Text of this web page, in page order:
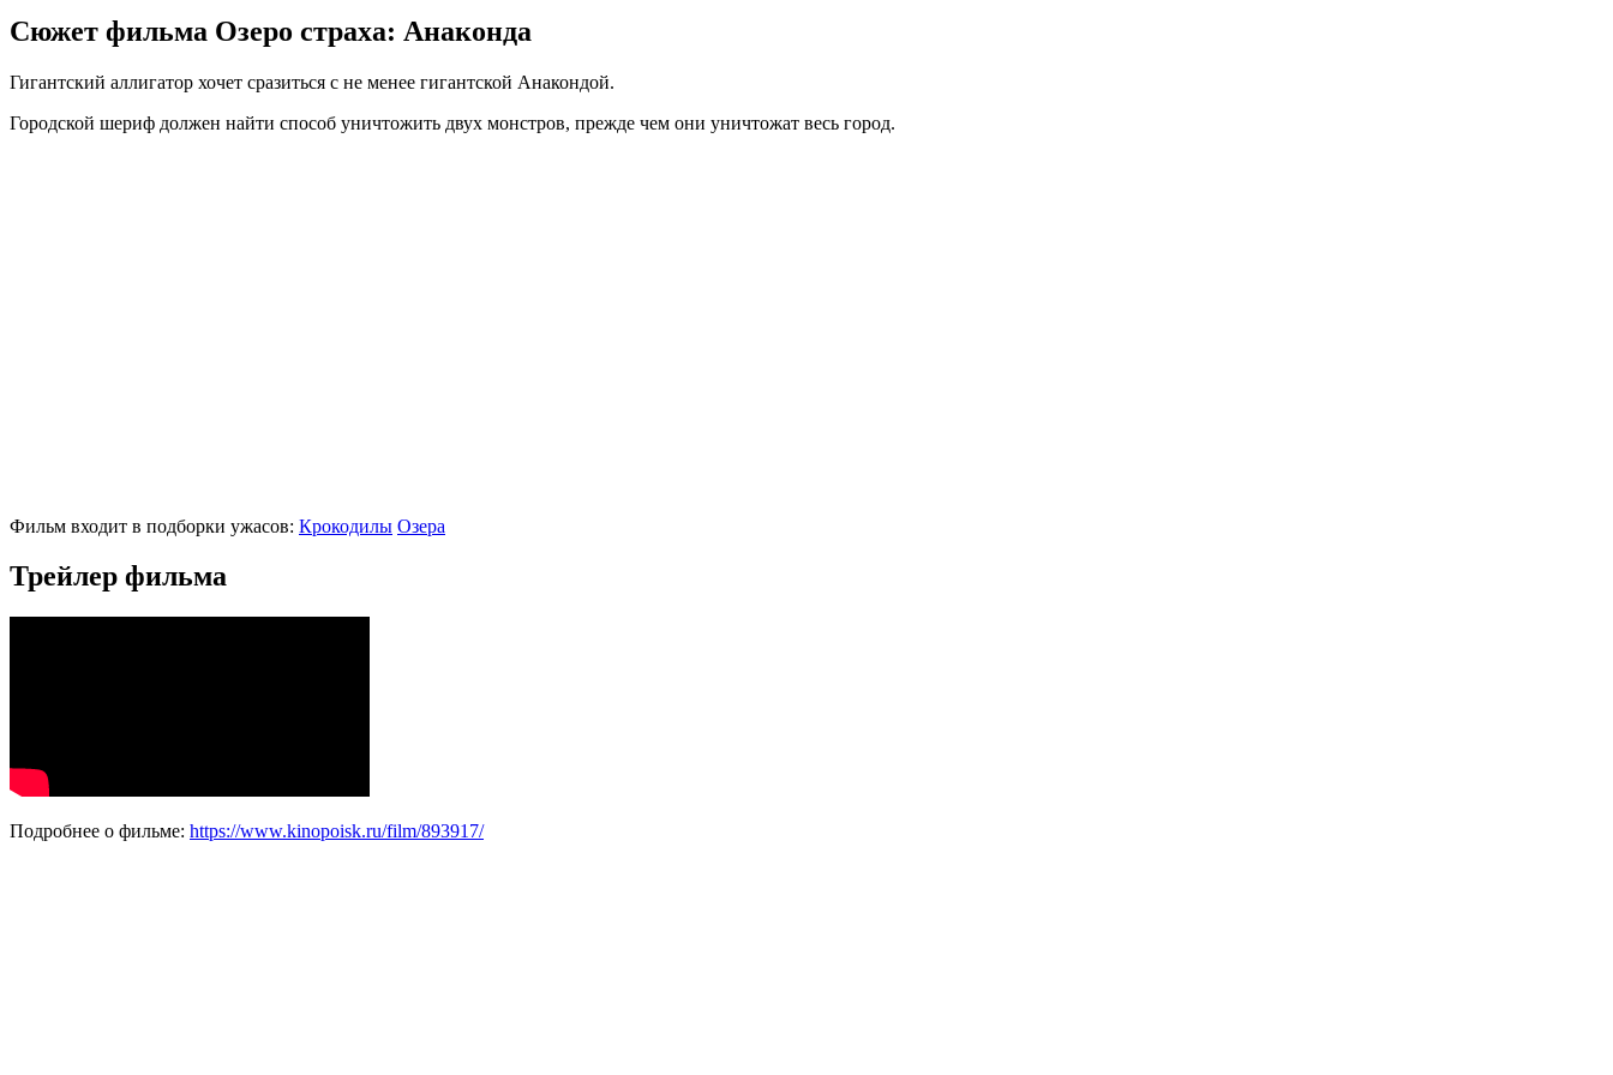
Сюжет фильма Озеро страха: Анаконда
Гигантский аллигатор хочет сразиться с не менее гигантской Анакондой.
Городской шериф должен найти способ уничтожить двух монстров, прежде чем они уничтожат весь город.
Фильм входит в подборки ужасов: Крокодилы Озера
Трейлер фильма
Подробнее о фильме: https://www.kinopoisk.ru/film/893917/